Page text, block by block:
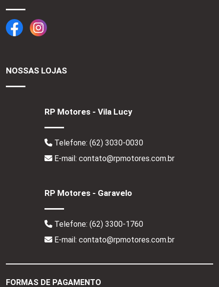
NOSSAS LOJAS
RP Motores - Vila Lucy
Telefone: (62) 3030-0030
E-mail: contato@rpmotores.com.br
RP Motores - Garavelo
Telefone: (62) 3300-1760
E-mail: contato@rpmotores.com.br
FORMAS DE PAGAMENTO